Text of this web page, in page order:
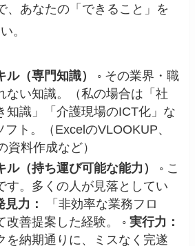
、あなたの「できること」を
。
（専門知識）
◦ その業界・職
ない知識。（私の場合は「社
知識」「介護現場のICT化」な
フト。（ExcelのVLOOKUP、
資料作成など）
ル（持ち運び可能な能力）
◦ こ
す。多くの人が見落としてい
見力：
「非効率な業務フロ
改善提案した経験。 ◦実行力：
を納期通りに、ミスなく完遂